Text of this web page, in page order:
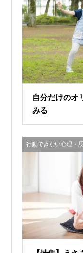
自分だけのオ
みる
行動できない心理・